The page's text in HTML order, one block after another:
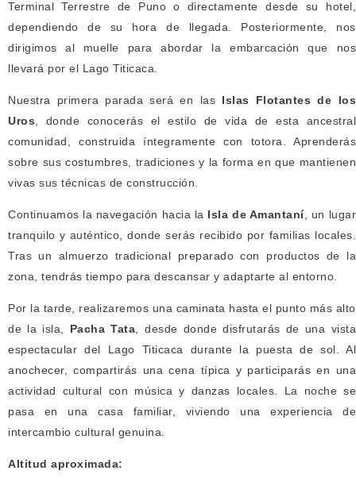
Terminal Terrestre de Puno o directamente desde su hotel,
dependiendo de su hora de llegada. Posteriormente, nos
dirigimos al muelle para abordar la embarcación que nos
llevará por el Lago Titicaca.
Nuestra primera parada será en las Islas Flotantes de los
Uros , donde conocerás el estilo de vida de esta ancestral
comunidad, construida íntegramente con totora. Aprenderás
sobre sus costumbres, tradiciones y la forma en que mantienen
vivas sus técnicas de construcción.
Continuamos la navegación hacia la Isla de Amantaní, un lugar
tranquilo y auténtico, donde serás recibido por familias locales.
Tras un almuerzo tradicional preparado con productos de la
zona, tendrás tiempo para descansar y adaptarte al entorno.
Por la tarde, realizaremos una caminata hasta el punto más alto
de la isla, Pacha Tata , desde donde disfrutarás de una vista
espectacular del Lago Titicaca durante la puesta de sol. Al
anochecer, compartirás una cena típica y participarás en una
actividad cultural con música y danzas locales. La noche se
pasa en una casa familiar, viviendo una experiencia de
intercambio cultural genuina.
Altitud aproximada: